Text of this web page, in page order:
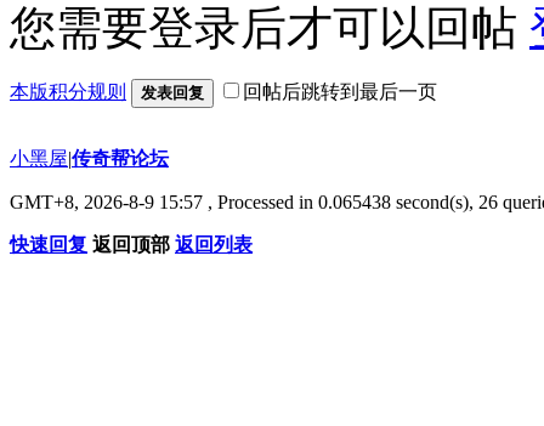
您需要登录后才可以回帖
本版积分规则 发表回复 回帖后跳转到最后一页
小黑屋|传奇帮论坛
GMT+8, 2026-8-9 15:57 , Processed in 0.065438 second(s), 26
快速回复 返回顶部 返回列表